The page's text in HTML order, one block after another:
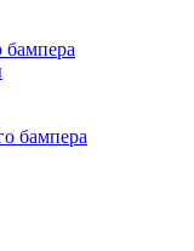
бампера
бампера